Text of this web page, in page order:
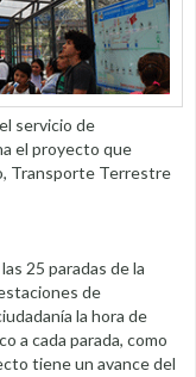
servicio de
el proyecto que
Transporte Terrestre
25 paradas de la
de
la hora de
a cada parada, como
tiene un avance del